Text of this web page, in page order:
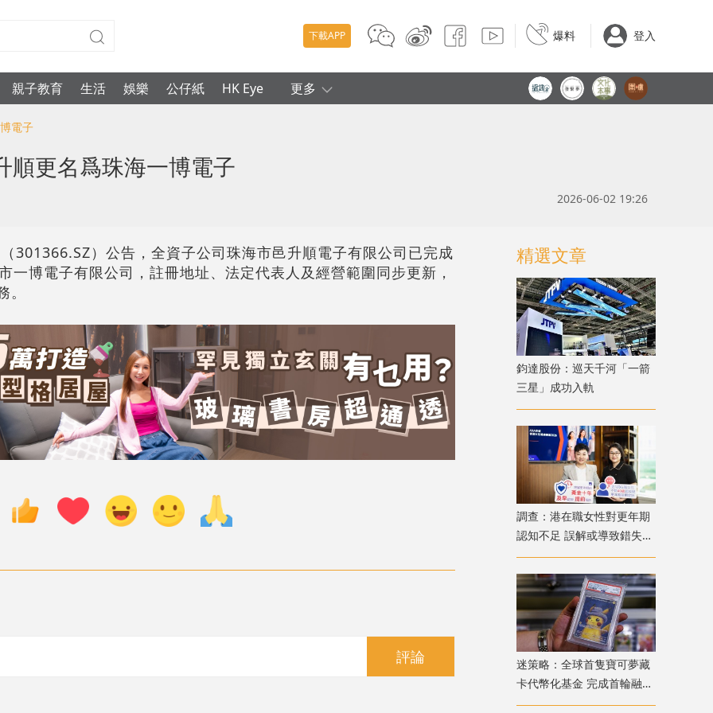
下載APP 爆料 登入
親子教育 生活 娛樂 公仔紙 HK Eye 更多
電子
順更名爲珠海一博電子
2026-06-02 19:26
301366.SZ）公告，全資子公司珠海市邑升順電子有限公司已完成
一博電子有限公司，註冊地址、法定代表人及經營範圍同步更新，
評論
精選文章
鈞達股份：巡天千河「一箭
三星」成功入軌
調查：港在職女性對更年期
認知不足 誤解或導致錯失
「黃金預防期」
迷策略：全球首隻寶可夢藏
卡代幣化基金 完成首輪融資
兼獲超購